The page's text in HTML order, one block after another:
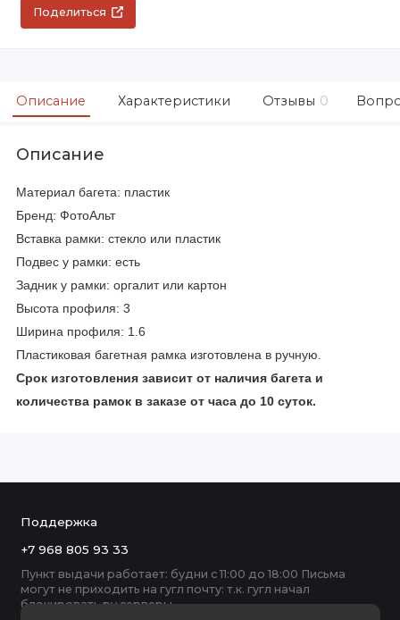
Поделиться
Описание Характеристики Отзывы 0
Описание
Материал багета: пластик
Бренд: ФотоАльт
Вставка рамки: стекло или пластик
Подвес у рамки: есть
Задник у рамки: оргалит или картон
Высота профиля: 3
Ширина профиля: 1.6
Пластиковая багетная рамка изготовлена в ручную.
Срок изготовления зависит от наличия багета и
количества рамок в заказе от часа до 10 суток.
Поддержка
+7 968 805 93 33
Пункт выдачи работает: будни с 11:00 до 18:00 Письма
могут не приходить на гугл почту: т.к. гугл начал
блокировать ру серверы